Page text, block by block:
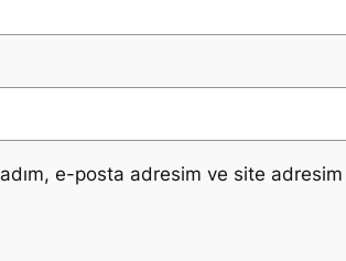
e-posta adresim ve site